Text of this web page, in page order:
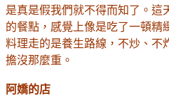
是真是假我們就不得而知了。這
的餐點，感覺上像是吃了一頓精
料理走的是養生路線，不炒、不
擔沒那麼重。
阿嬌的店